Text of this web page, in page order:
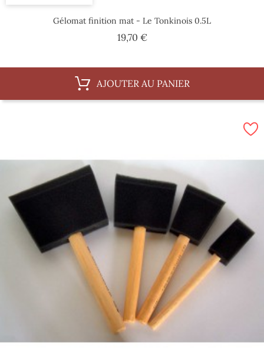
Gélomat finition mat - Le Tonkinois 0.5L
19,70 €Prix
AJOUTER AU PANIER